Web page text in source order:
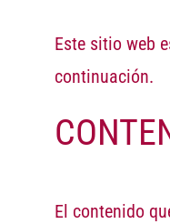
Este sitio web
continuación.
El contenido